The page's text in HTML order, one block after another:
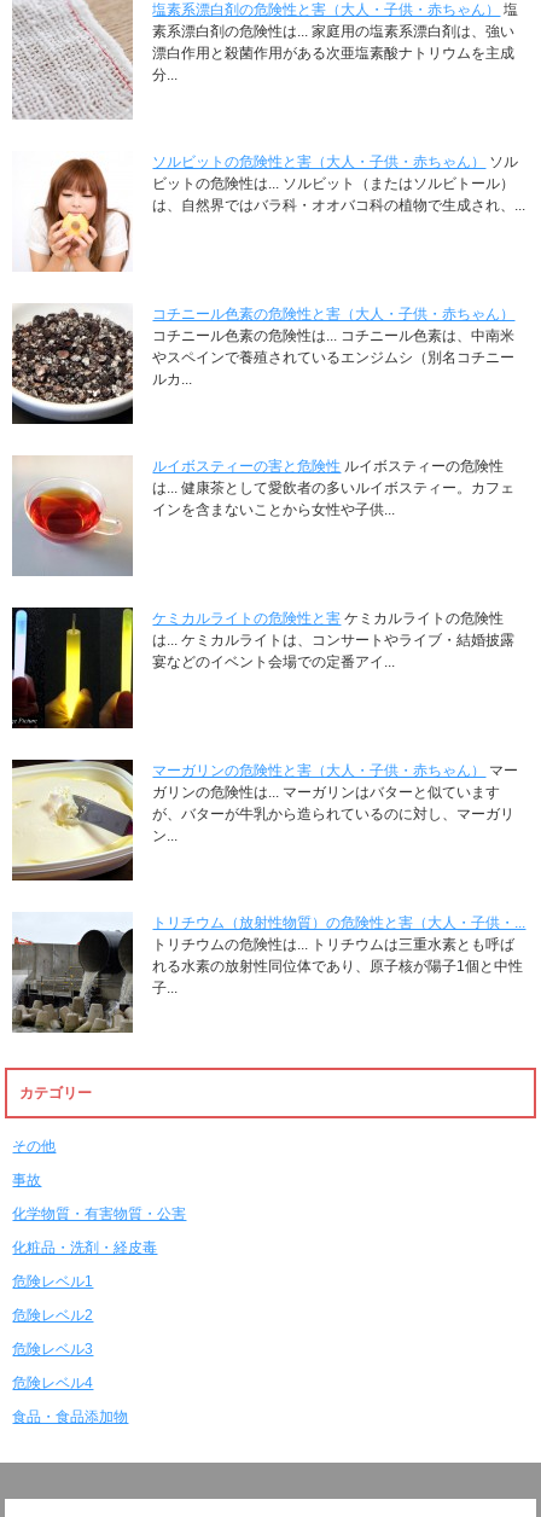
塩素系漂白剤の危険性と害（大人・子供・赤ちゃん）
塩
素系漂白剤の危険性は... 家庭用の塩素系漂白剤は、強い
漂白作用と殺菌作用がある次亜塩素酸ナトリウムを主成
分...
ソルビットの危険性と害（大人・子供・赤ちゃん）
ソル
ビットの危険性は... ソルビット（またはソルビトール）
は、自然界ではバラ科・オオバコ科の植物で生成され、...
コチニール色素の危険性と害（大人・子供・赤ちゃん）
コチニール色素の危険性は... コチニール色素は、中南米
やスペインで養殖されているエンジムシ（別名コチニー
ルカ...
ルイボスティーの害と危険性 ルイボスティーの危険性
は... 健康茶として愛飲者の多いルイボスティー。カフェ
インを含まないことから女性や子供...
ケミカルライトの危険性と害 ケミカルライトの危険性
は... ケミカルライトは、コンサートやライブ・結婚披露
宴などのイベント会場での定番アイ...
マーガリンの危険性と害（大人・子供・赤ちゃん）
マー
ガリンの危険性は... マーガリンはバターと似ています
が、バターが牛乳から造られているのに対し、マーガリ
ン...
トリチウム（放射性物質）の危険性と害（大人・子供・...
トリチウムの危険性は... トリチウムは三重水素とも呼ば
れる水素の放射性同位体であり、原子核が陽子1個と中性
子...
カテゴリー
その他
事故
化学物質・有害物質・公害
化粧品・洗剤・経皮毒
危険レベル1
危険レベル2
危険レベル3
危険レベル4
食品・食品添加物